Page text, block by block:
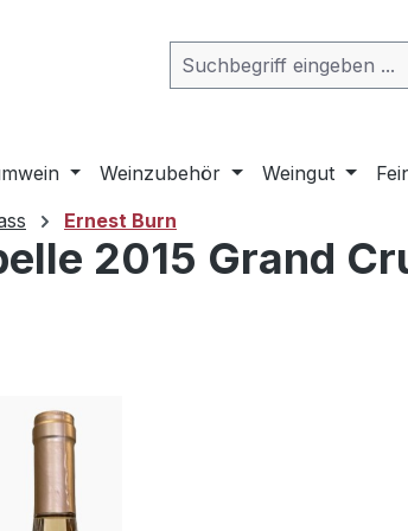
Weinzubehör Weingut
Ernest Burn
2015 Grand